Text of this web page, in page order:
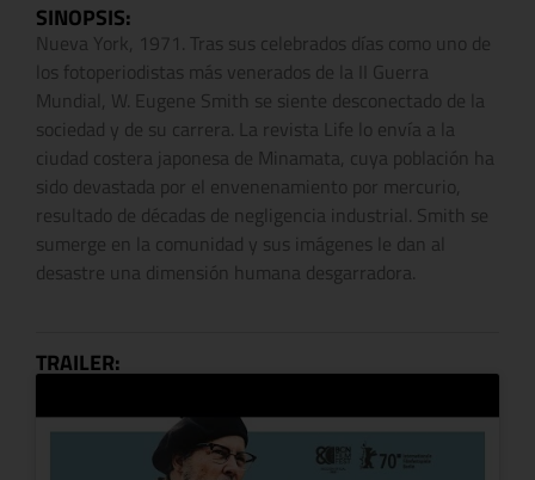
SINOPSIS:
Nueva York, 1971. Tras sus celebrados días como uno de
los fotoperiodistas más venerados de la II Guerra
Mundial, W. Eugene Smith se siente desconectado de la
sociedad y de su carrera. La revista Life lo envía a la
ciudad costera japonesa de Minamata, cuya población ha
sido devastada por el envenenamiento por mercurio,
resultado de décadas de negligencia industrial. Smith se
sumerge en la comunidad y sus imágenes le dan al
desastre una dimensión humana desgarradora.
TRAILER: